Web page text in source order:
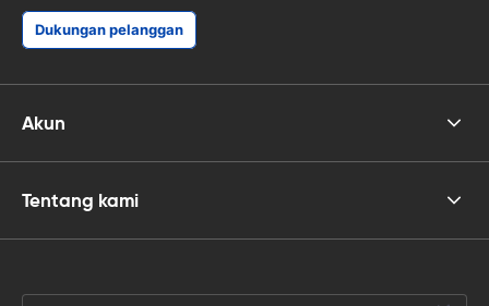
Dukungan pelanggan
Akun
Tentang kami